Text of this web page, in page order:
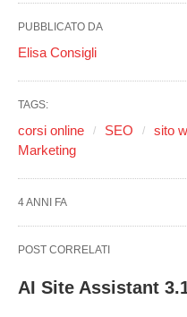
PUBBLICATO DA
Elisa Consigli
TAGS:
corsi online SEO sito
Marketing
4 ANNI FA
POST CORRELATI
AI Site Assistant